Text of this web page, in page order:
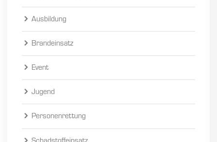
Ausbildung
Brandeinsatz
Event
Jugend
Personenrettung